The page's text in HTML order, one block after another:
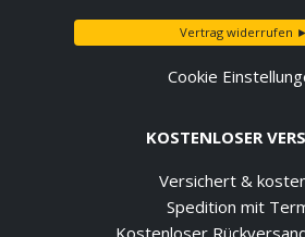
Vertrag widerrufen ►
Cookie
KOSTENLOSER
Versichert &
Spedition mit